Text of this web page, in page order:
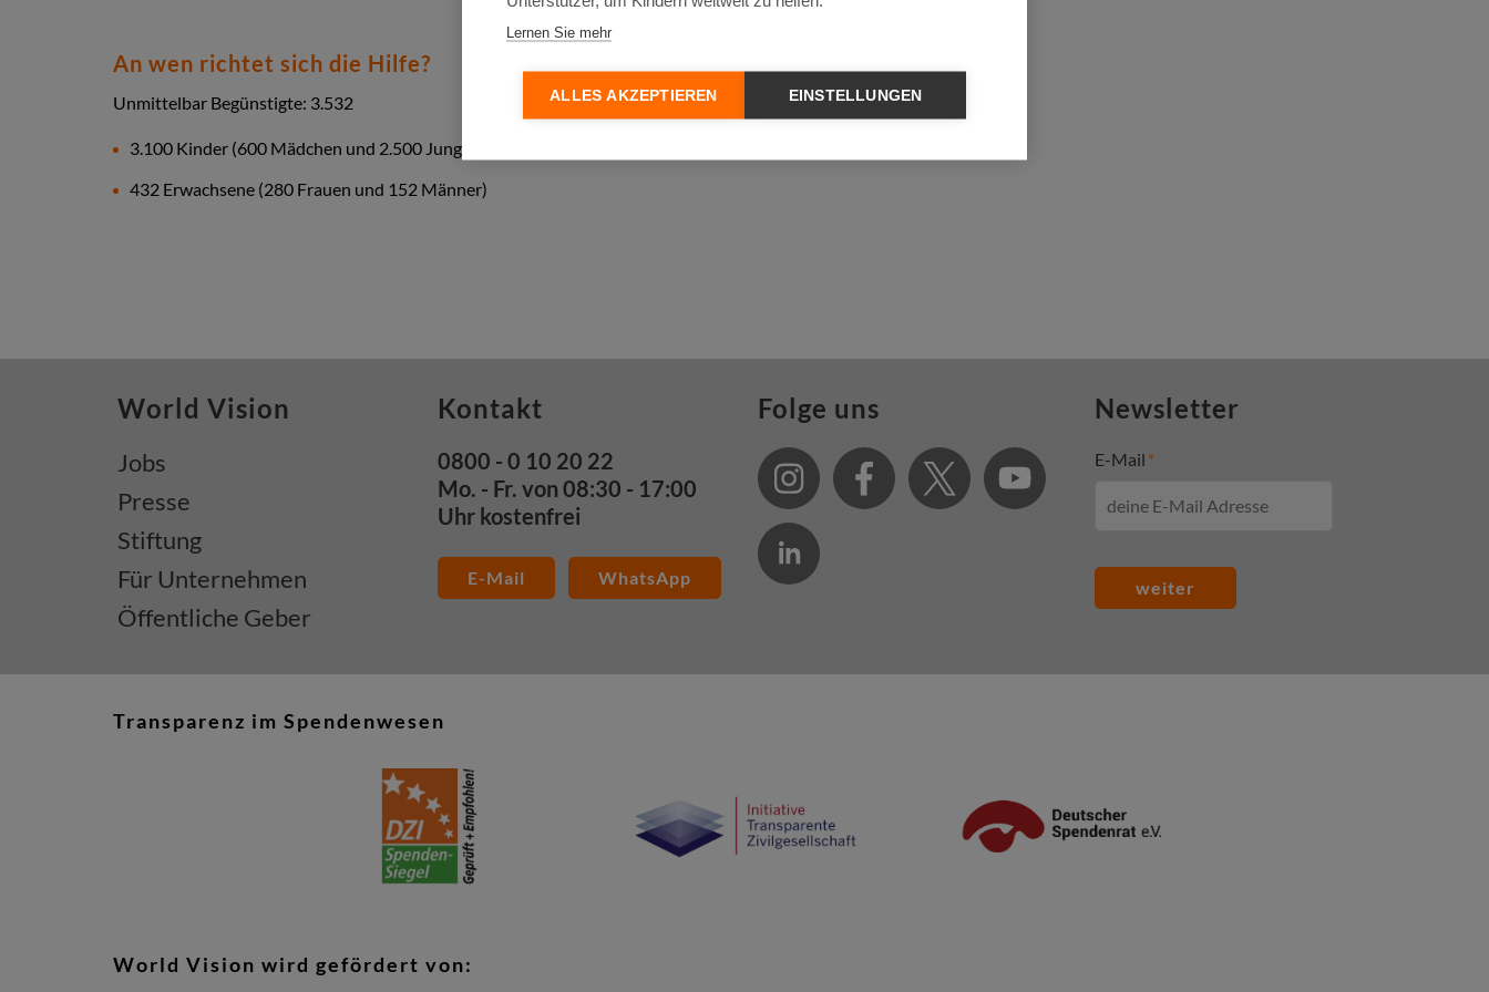
An wen richtet sich die Hilfe?
Unmittelbar Begünstigte: 3.532
3.100 Kinder (600 Mädchen und 2.500 Jungen)
432 Erwachsene (280 Frauen und 152 Männer)
World Vision
Jobs
Presse
Stiftung
Für Unternehmen
Öffentliche Geber
Kontakt
0800 - 0 10 20 22
Mo. - Fr. von 08:30 - 17:00
Uhr kostenfrei
E-Mail WhatsApp
Folge uns Newsletter
E-Mail
weiter
Transparenz im Spendenwesen
World Vision wird gefördert von:
Lernen Sie mehr
ALLES AKZEPTIEREN EINSTELLUNGEN